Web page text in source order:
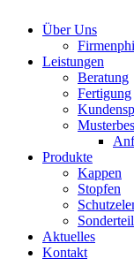
Über Uns
Leistungen
Beratung
Fertigung
Produkte
Kappen
Stopfen
Aktuelles
Kontakt